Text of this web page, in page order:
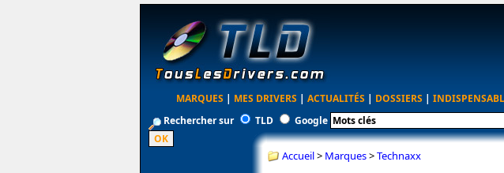
MARQUES | MES DRIVERS | ACTUALITÉS | DOSSIERS |
Rechercher sur
TLD Google
Accueil> Marques>Technaxx